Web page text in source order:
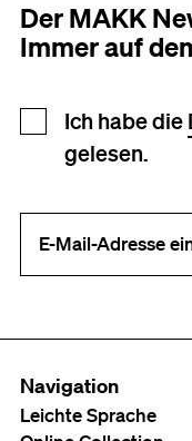
Der MAKK
Immer auf
Newsletter
Ich habe die
gelesen.
Navigation
Leichte Sprache